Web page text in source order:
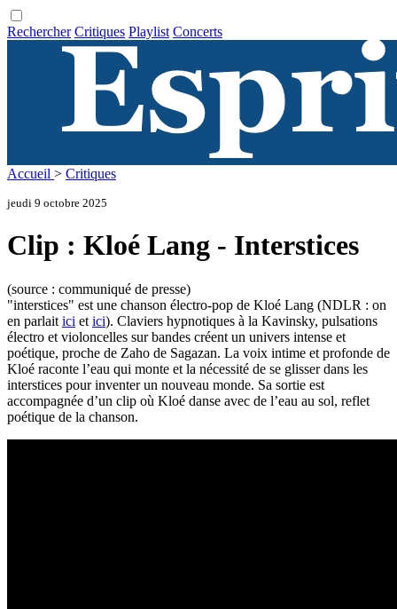
Rechercher Critiques Playlist Concerts
Accueil > Critiques
jeudi 9 octobre 2025
Clip : Kloé Lang - Interstices
(source : communiqué de presse)
"interstices" est une chanson électro-pop de Kloé Lang (NDLR : on
en parlait ici et ici). Claviers hypnotiques à la Kavinsky, pulsations
électro et violoncelles sur bandes créent un univers intense et
poétique, proche de Zaho de Sagazan. La voix intime et profonde de
Kloé raconte l’eau qui monte et la nécessité de se glisser dans les
interstices pour inventer un nouveau monde. Sa sortie est
accompagnée d’un clip où Kloé danse avec de l’eau au sol, reflet
poétique de la chanson.